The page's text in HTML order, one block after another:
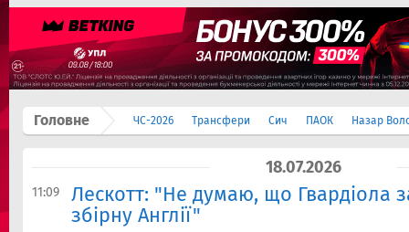
Головне ЧС-2026 Трансфери Сич ПАОК Назар
18.07.2026
11:09
Лескотт: "Не думаю, що Гвардіола
збірну Англії"